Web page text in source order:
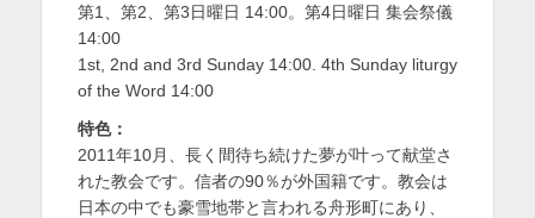
第1、第2、第3日曜日 14:00。第4日曜日 集会祭儀
14:00
1st, 2nd and 3rd Sunday 14:00. 4th Sunday liturgy
of the Word 14:00
特色：
2011年10月、長く間待ち続けた夢が叶って献堂さ
れた教会です。信者の90％が外国籍です。教会は
日本の中でも豪雪地帯と言われる舟形町にあり、